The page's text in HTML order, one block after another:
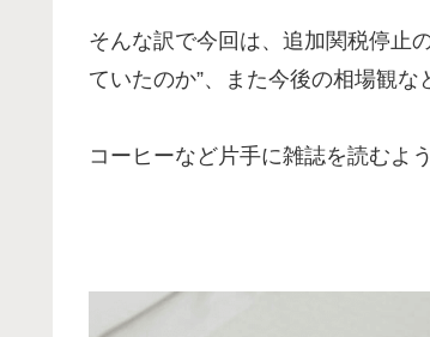
そんな訳で今回は、追加関税停止
ていたのか”、また今後の相場観な
コーヒーなど片手に雑誌を読むよ